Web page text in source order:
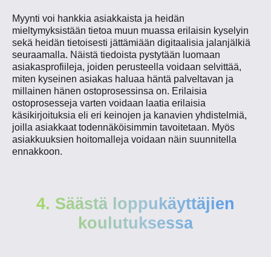
Myynti voi hankkia asiakkaista ja heidän
mieltymyksistään tietoa muun muassa erilaisin kyselyin
sekä heidän tietoisesti jättämiään digitaalisia jalanjälkiä
seuraamalla. Näistä tiedoista pystytään luomaan
asiakasprofiileja, joiden perusteella voidaan selvittää,
miten kyseinen asiakas haluaa häntä palveltavan ja
millainen hänen ostoprosessinsa on. Erilaisia
ostoprosesseja varten voidaan laatia erilaisia
käsikirjoituksia eli eri keinojen ja kanavien yhdistelmiä,
joilla asiakkaat todennäköisimmin tavoitetaan. Myös
asiakkuuksien hoitomalleja voidaan näin suunnitella
ennakkoon.
4. Säästä loppukäyttäjien
koulutuksessa